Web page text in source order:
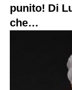
punito! Di
che…